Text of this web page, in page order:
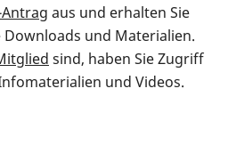
aus und erhalten Sie
und Materialien.
sind, haben Sie Zugriff
und Videos.